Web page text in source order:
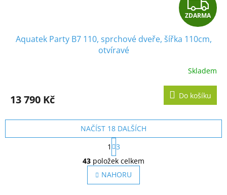
D
A
R
M
A
ZDARMA
Aquatek Party B7 110, sprchové dveře, šířka 110cm,
otvíravé
Skladem
13 790 Kč Do košíku
O
v
l
á
NAČÍST 18 DALŠÍCH
S
t
r
á
n
k
1
3
43 položek celkem
NAHORU